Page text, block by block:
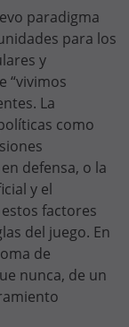
paradigma
para los
y
“vivimos
La
como
defensa, o la
y el
factores
del juego. En
de
nunca, de un